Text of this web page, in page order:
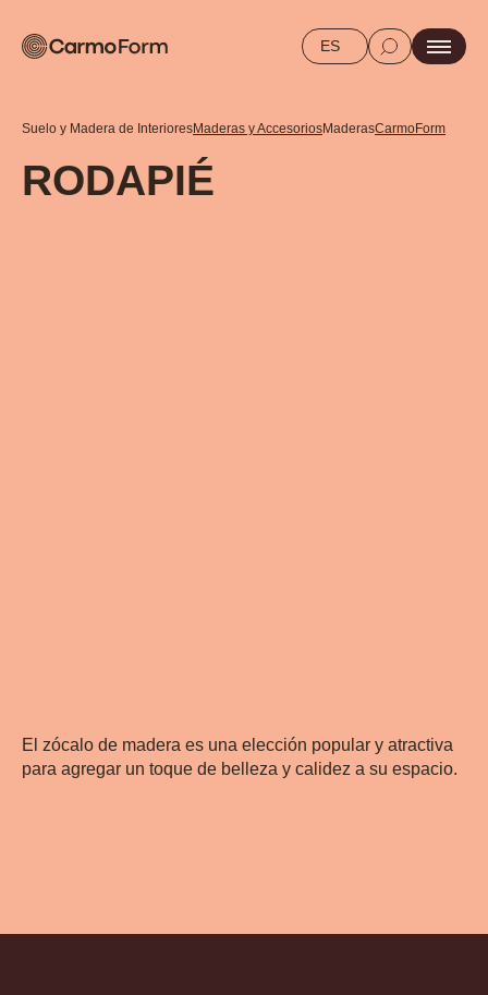
ES
Suelo y Madera de InterioresMaderas y AccesoriosMaderasCarmoForm
RODAPIÉ
El zócalo de madera es una elección popular y atractiva
para agregar un toque de belleza y calidez a su espacio.